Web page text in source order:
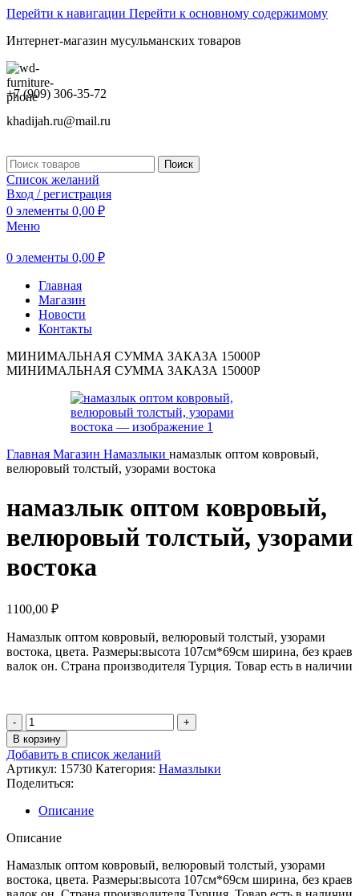
Перейти к навигации Перейти к основному содержимому
Интернет-магазин мусульманских товаров
+7 (909) 306-35-72
khadijah.ru@mail.ru
Поиск
Список желаний
Вход / регистрация
0 элементы 0,00 ₽
Меню
0 элементы 0,00 ₽
Главная
Магазин
Новости
Контакты
МИНИМАЛЬНАЯ СУММА ЗАКАЗА 15000Р
МИНИМАЛЬНАЯ СУММА ЗАКАЗА 15000Р
Главная Магазин Намазлыки намазлык оптом ковровый,
велюровый толстый, узорами востока
намазлык оптом ковровый,
велюровый толстый, узорами
востока
1100,00 ₽
Намазлык оптом ковровый, велюровый толстый, узорами
востока, цвета. Размеры:высота 107см*69см ширина, без краев
валок он. Страна производителя Турция. Товар есть в наличии
В корзину
Добавить в список желаний
Артикул: 15730 Категория: Намазлыки
Поделиться:
Описание
Описание
Намазлык оптом ковровый, велюровый толстый, узорами
востока, цвета. Размеры:высота 107см*69см ширина, без краев